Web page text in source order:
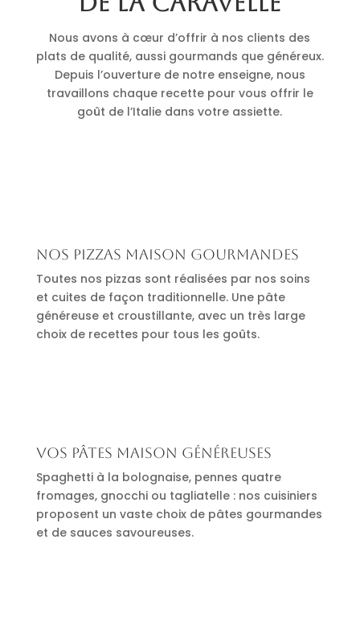
Nous avons à cœur d’offrir à nos clients des
plats de qualité, aussi gourmands que généreux.
Depuis l’ouverture de notre enseigne, nous
travaillons chaque recette pour vous offrir le
goût de l’Italie dans votre assiette.
Nos pizzas maison gourmandes
Toutes nos pizzas sont réalisées par nos soins
et cuites de façon traditionnelle. Une pâte
généreuse et croustillante, avec un très large
choix de recettes pour tous les goûts.
Vos pâtes maison généreuses
Spaghetti à la bolognaise, pennes quatre
fromages, gnocchi ou tagliatelle : nos cuisiniers
proposent un vaste choix de pâtes gourmandes
et de sauces savoureuses.